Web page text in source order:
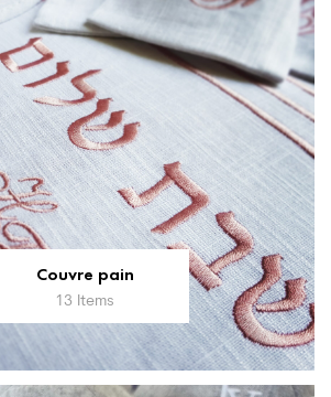
Couvre pain
13 Items